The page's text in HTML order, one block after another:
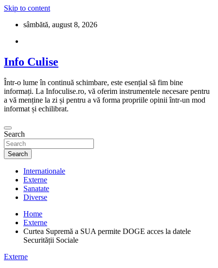
Skip to content
sâmbătă, august 8, 2026
Info Culise
Într-o lume în continuă schimbare, este esențial să fim bine
informați. La Infoculise.ro, vă oferim instrumentele necesare pentru
a vă menține la zi și pentru a vă forma propriile opinii într-un mod
informat și echilibrat.
Search
Search
Internationale
Externe
Sanatate
Diverse
Home
Externe
Curtea Supremă a SUA permite DOGE acces la datele
Securității Sociale
Externe